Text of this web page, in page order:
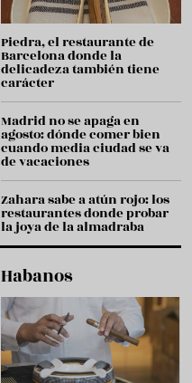
Piedra, el restaurante de
Barcelona donde la
delicadeza también tiene
carácter
Madrid no se apaga en
agosto: dónde comer bien
cuando media ciudad se va
de vacaciones
Zahara sabe a atún rojo: los
restaurantes donde probar
la joya de la almadraba
Habanos